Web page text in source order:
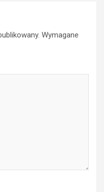
Wymagane